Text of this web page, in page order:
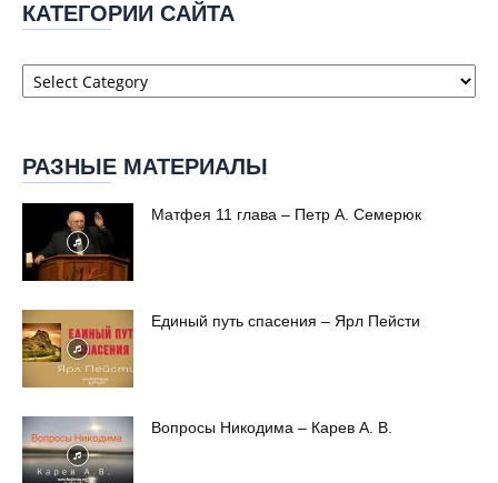
КАТЕГОРИИ САЙТА
Категории
сайта
РАЗНЫЕ МАТЕРИАЛЫ
Матфея 11 глава – Петр А. Семерюк
Единый путь спасения – Ярл Пейсти
Вопросы Никодима – Карев А. В.